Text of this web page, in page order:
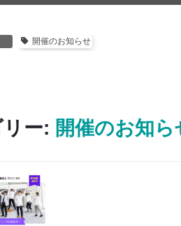
開催のお知らせ
ー: 開催のお知ら